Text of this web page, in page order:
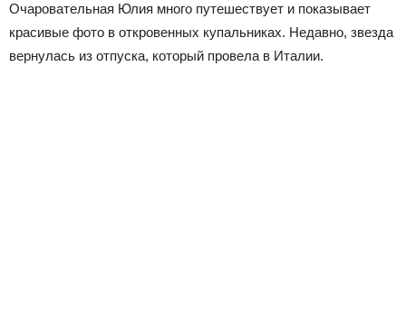
Очаровательная Юлия много путешествует и показывает
красивые фото в откровенных купальниках. Недавно, звезда
вернулась из отпуска, который провела в Италии.